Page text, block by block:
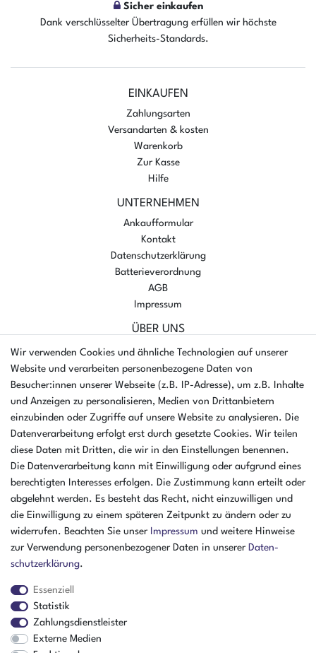
Sicher einkaufen
Dank verschlüsselter Übertragung erfüllen wir höchste
Sicherheits-Standards.
EINKAUFEN
Zahlungsarten
Versandarten & kosten
Warenkorb
Zur Kasse
Hilfe
UNTERNEHMEN
Ankaufformular
Kontakt
Datenschutzerklärung
Batterieverordnung
AGB
Impressum
ÜBER UNS
AMIKON GMBH
Einsteinstr. 8a
46325 Borken
Deutschland
Öffnungszeiten Montag - Donnerstag
07:30 - 16:00 Uhr
Öffnungszeiten Freitag
07:30 - 15:00 Uhr
Wir verwenden Cookies und ähnliche Technologien auf unserer
Website und verarbeiten personenbezogene Daten von
Besucher:innen unserer Webseite (z.B. IP-Adresse), um z.B. Inhalte
und Anzeigen zu personalisieren, Medien von Drittanbietern
einzubinden oder Zugriffe auf unsere Website zu analysieren. Die
Datenverarbeitung erfolgt erst durch gesetzte Cookies. Wir teilen
diese Daten mit Dritten, die wir in den Einstellungen benennen.
Die Datenverarbeitung kann mit Einwilligung oder aufgrund eines
berechtigten Interesses erfolgen. Die Zustimmung kann erteilt oder
abgelehnt werden. Es besteht das Recht, nicht einzuwilligen und
die Einwilligung zu einem späteren Zeitpunkt zu ändern oder zu
widerrufen. Beachten Sie unser Impressum und weitere Hinweise
zur Verwendung personenbezogener Daten in unserer Daten­
schutz­erklärung.
Essenziell
Statistik
Zahlungsdienstleister
Externe Medien